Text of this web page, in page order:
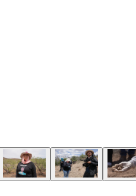
ー。主に行方不明の子供を
団体は創設から7年で2700体